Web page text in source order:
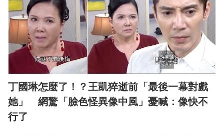
丁國琳怎麼了！？王凱猝逝前「最後一幕對戲
她」 網驚「臉色怪異像中風」憂喊：像快不
行了